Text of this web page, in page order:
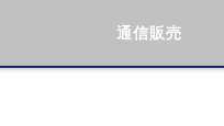
通信販売